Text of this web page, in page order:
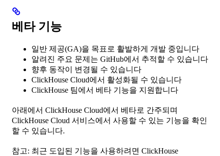
베타 기능
일반 제공(GA)을 목표로 활발하게 개발 중입니다
알려진 주요 문제는 GitHub에서 추적할 수 있습니다
향후 동작이 변경될 수 있습니다
ClickHouse Cloud에서 활성화될 수 있습니다
ClickHouse 팀에서 베타 기능을 지원합니다
아래에서 ClickHouse Cloud에서 베타로 간주되며
ClickHouse Cloud 서비스에서 사용할 수 있는 기능을 확인
할 수 있습니다.
참고: 최근 도입된 기능을 사용하려면 ClickHouse